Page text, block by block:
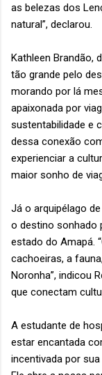
as belezas dos
natural”, declarou.
Kathleen Brandão,
tão grande pelo
morando por lá
apaixonada por
sustentabilidade e
dessa conexão
experienciar a
maior sonho de
Já o arquipélago
o destino sonhado
estado do Amapá.
cachoeiras, a
Noronha”, indicou
que conectam
A estudante de
estar encantada
incentivada por